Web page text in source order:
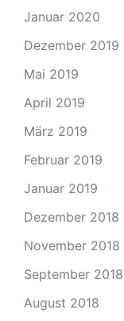
Januar 2020
Dezember 2019
Mai 2019
April 2019
März 2019
Februar 2019
Januar 2019
Dezember 2018
November 2018
September 2018
August 2018